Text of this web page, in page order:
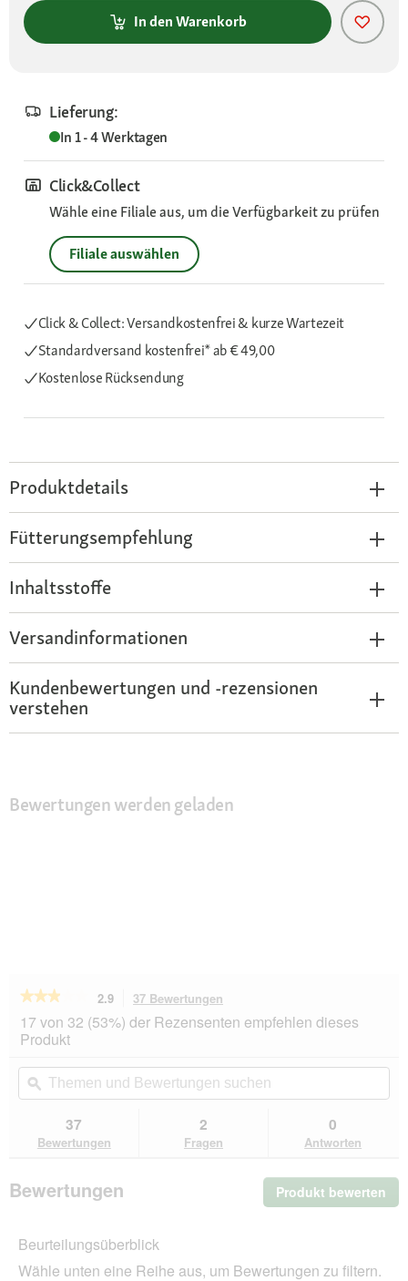
In den Warenkorb
Lieferung:
In 1 - 4 Werktagen
Click&Collect
Wähle eine Filiale aus, um die Verfügbarkeit zu prüfen
Filiale auswählen
Click & Collect: Versandkostenfrei & kurze Wartezeit
Standardversand kostenfrei*ab € 49,00
Kostenlose Rücksendung
Produktdetails
Fütterungsempfehlung
Inhaltsstoffe
Versandinformationen
Kundenbewertungen und -rezensionen
verstehen
Bewertungen werden geladen
★★★★★
★★★★★
von
5
lesen
für
GOLD
Hair+Skin
und
Geflügel
2.9 37 Bewertungen
Aktion
du
zu
den
17 von 32 (53%) der Rezensenten empfehlen dieses
Produkt
Themen
und
Bewertungen
ϙ
37
Bewertungen
2
Fragen
0
Antworten
Bewertungen Produkt bewerten
Mit
Beurteilungsüberblick
Wähle unten eine Reihe aus, um Bewertungen zu filtern.